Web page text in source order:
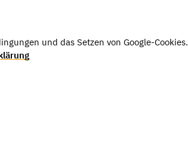
und das Setzen von Google-Cookies.